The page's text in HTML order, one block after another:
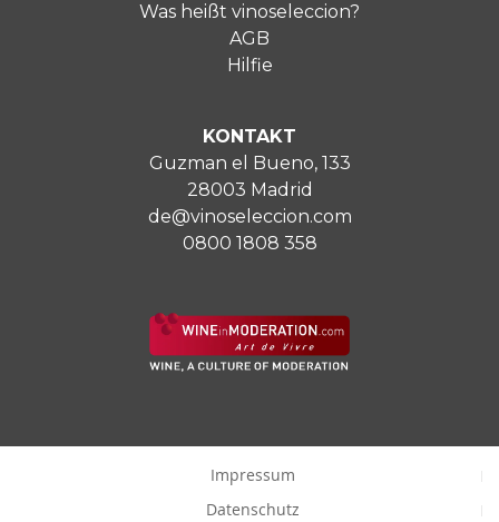
Was heißt vinoseleccion?
AGB
Hilfie
KONTAKT
Guzman el Bueno, 133
28003 Madrid
de@vinoseleccion.com
0800 1808 358
Impressum
Datenschutz